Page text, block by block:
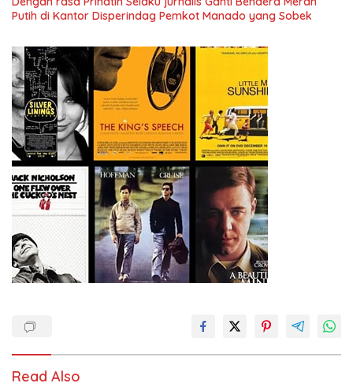
Putih di Kantor Disperindag Pemkot Manado yang Sobek
Read Also